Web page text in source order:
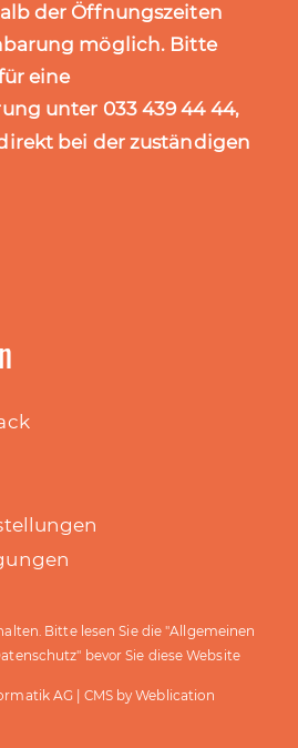
der Öffnungszeiten
möglich. Bitte
eine
unter 033 439 44 44,
bei der zuständigen
Bitte lesen Sie die "Allgemeinen
" bevor Sie diese Website
AG | CMS byWeblication